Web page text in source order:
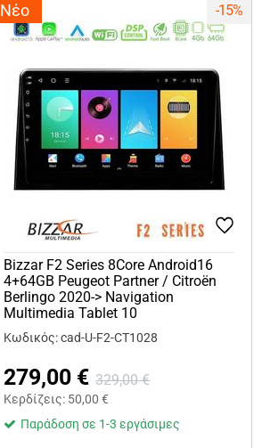
Νέο -15%
Bizzar F2 Series 8Core Android16
4+64GB Peugeot Partner / Citroën
Berlingo 2020-> Navigation
Multimedia Tablet 10
Κωδικός: cad-U-F2-CT1028
279,00 € 329,00 €
Κερδίζεις: 50,00 €
Παράδοση σε 1-3 εργάσιμες